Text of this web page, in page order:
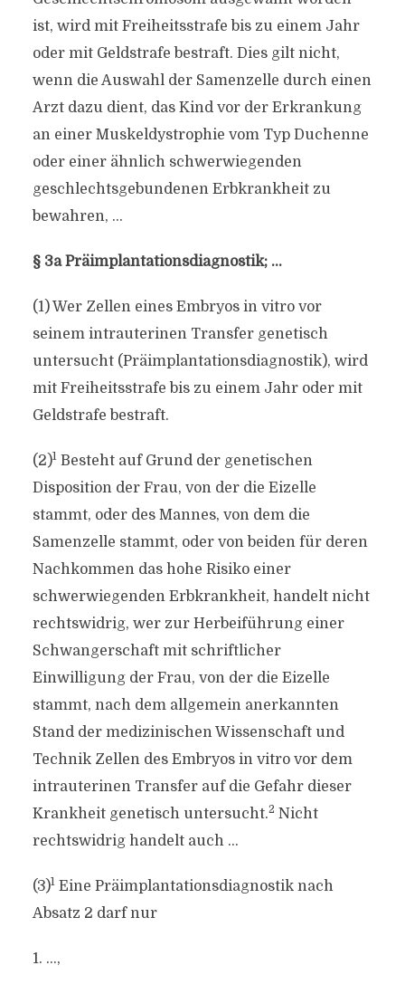
ist, wird mit Freiheitsstrafe bis zu einem Jahr
oder mit Geldstrafe bestraft. Dies gilt nicht,
wenn die Auswahl der Samenzelle durch einen
Arzt dazu dient, das Kind vor der Erkrankung
an einer Muskeldystrophie vom Typ Duchenne
oder einer ähnlich schwerwiegenden
geschlechtsgebundenen Erbkrankheit zu
bewahren, …
§ 3a Präimplantationsdiagnostik; …
(1) Wer Zellen eines Embryos in vitro vor
seinem intrauterinen Transfer genetisch
untersucht (Präimplantationsdiagnostik), wird
mit Freiheitsstrafe bis zu einem Jahr oder mit
Geldstrafe bestraft.
(2)1Besteht auf Grund der genetischen
Disposition der Frau, von der die Eizelle
stammt, oder des Mannes, von dem die
Samenzelle stammt, oder von beiden für deren
Nachkommen das hohe Risiko einer
schwerwiegenden Erbkrankheit, handelt nicht
rechtswidrig, wer zur Herbeiführung einer
Schwangerschaft mit schriftlicher
Einwilligung der Frau, von der die Eizelle
stammt, nach dem allgemein anerkannten
Stand der medizinischen Wissenschaft und
Technik Zellen des Embryos in vitro vor dem
intrauterinen Transfer auf die Gefahr dieser
Krankheit genetisch untersucht.2 Nicht
rechtswidrig handelt auch …
(3)1Eine Präimplantationsdiagnostik nach
Absatz 2 darf nur
1. …,